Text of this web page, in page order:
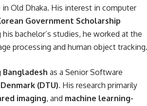
in Old Dhaka. His interest in computer
Government Scholarship
bachelor’s studies, he worked at the
processing and human object tracking.
Bangladesh as a Senior Software
(DTU). His research primarily
imaging, and machine learning-